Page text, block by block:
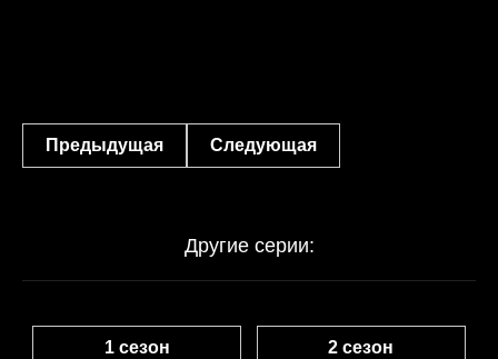
Предыдущая Следующая
Другие серии:
1 сезон 2 сезон